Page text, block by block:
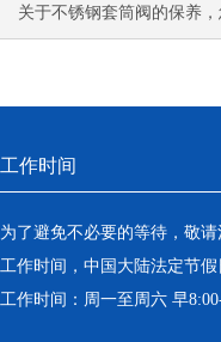
条件呢？
关于不锈钢套筒阀的保养
工作时间
为了避免不必要的等待，敬
工作时间，中国大陆法定节假
工作时间：周一至周六 早